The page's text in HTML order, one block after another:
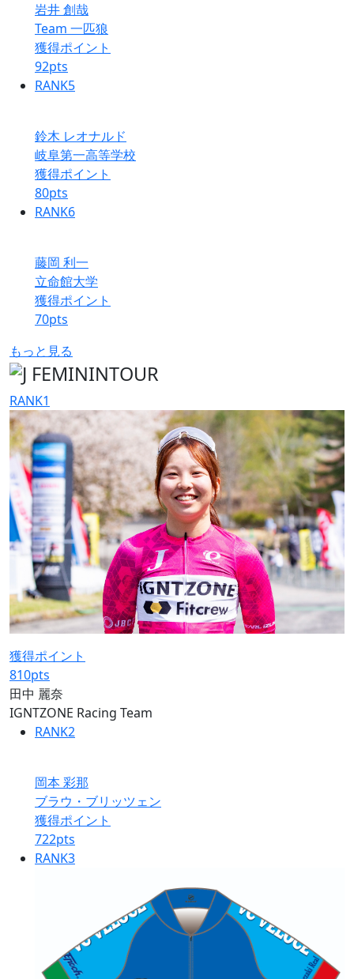
岩井 創哉
Team 一匹狼
獲得ポイント
92pts
RANK5
鈴木 レオナルド
岐阜第一高等学校
獲得ポイント
80pts
RANK6
藤岡 利一
立命館大学
獲得ポイント
70pts
もっと見る
RANK1
獲得ポイント
810pts
田中 麗奈
IGNTZONE Racing Team
RANK2
岡本 彩那
ブラウ・ブリッツェン
獲得ポイント
722pts
RANK3